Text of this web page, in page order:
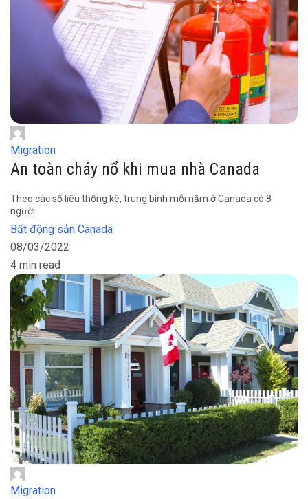
Migration
An toàn cháy nổ khi mua nhà Canada
Theo các số liêu thống kê, trung bình mỗi năm ở Canada có 8
người
Bất động sản Canada
08/03/2022
4 min read
Migration